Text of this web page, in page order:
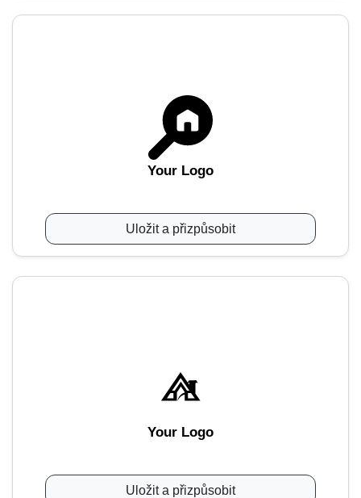
Your Logo
Uložit a přizpůsobit
Your Logo
Uložit a přizpůsobit